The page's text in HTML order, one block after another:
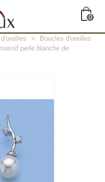
0
>
Boucles d'oreilles
perle blanche de